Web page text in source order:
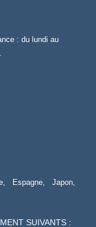
: du lundi au
Espagne,
Japon,
SUIVANTS :